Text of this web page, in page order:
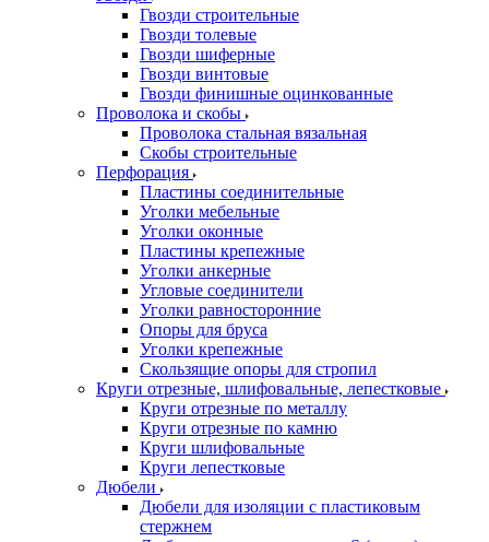
Гвозди строительные
Гвозди толевые
Гвозди шиферные
Гвозди винтовые
Гвозди финишные оцинкованные
Проволока и скобы
Проволока стальная вязальная
Скобы строительные
Перфорация
Пластины соединительные
Уголки мебельные
Уголки оконные
Пластины крепежные
Уголки анкерные
Угловые соединители
Уголки равносторонние
Опоры для бруса
Уголки крепежные
Скользящие опоры для стропил
Круги отрезные, шлифовальные, лепестковые
Круги отрезные по металлу
Круги отрезные по камню
Круги шлифовальные
Круги лепестковые
Дюбели
Дюбели для изоляции с пластиковым
стержнем